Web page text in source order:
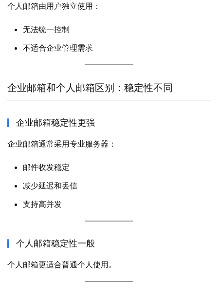
个人邮箱由用户独立使用：
无法统一控制
不适合企业管理需求
企业邮箱和个人邮箱区别：稳定性不同
企业邮箱稳定性更强
企业邮箱通常采用专业服务器：
邮件收发稳定
减少延迟和丢信
支持高并发
个人邮箱稳定性一般
个人邮箱更适合普通个人使用。